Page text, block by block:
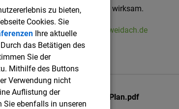
des Flächennutzungsplanes wirksam.
Mail überbauamt@vg-kirchweidach.de
Feld_11. Änderung - Plan.pdf
zu bieten,
Cookies. Sie
Ihre aktuelle
das Betätigen des
Sie der
Mithilfe des Buttons
Verwendung nicht
Auflistung der
Sie ebenfalls in unseren